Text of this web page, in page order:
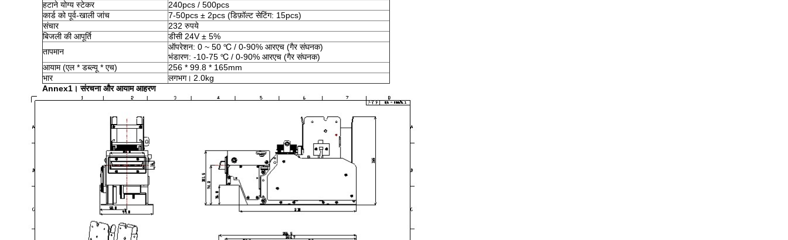
हटाने योग्य स्टेकर
240pcs / 500pcs
कार्ड को पूर्व-खाली जांच
7-50pcs ± 2pcs (डिफ़ॉल्ट सेटिंग: 15pcs)
संचार
232 रुपये
बिजली की आपूर्ति
डीसी 24V ± 5%
तापमान
ऑपरेशन: 0 ~ 50 ℃ / 0-90% आरएच (गैर संघनक)
भंडारण: -10-75 ℃ / 0-90% आरएच (गैर संघनक)
आयाम (एल * डब्ल्यू * एच)
256 * 99.8 * 165mm
भार
लगभग। 2.0kg
Annex1। संरचना और आयाम आहरण